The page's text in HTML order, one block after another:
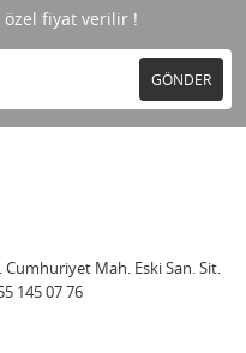
fiyat verilir !
GÖNDER
Cumhuriyet Mah. Eski San. Sit.
145 07 76